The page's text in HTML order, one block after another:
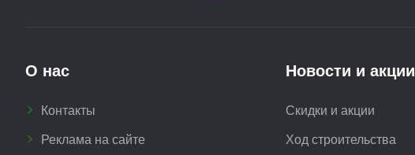
О нас
Контакты
Реклама на сайте
Новости и акции
Скидки и акции
Ход строительства